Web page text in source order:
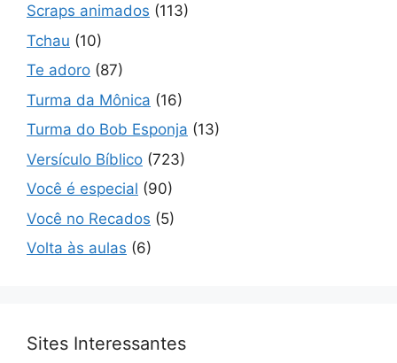
Scraps animados (113)
Tchau (10)
Te adoro (87)
Turma da Mônica (16)
Turma do Bob Esponja (13)
Versículo Bíblico (723)
Você é especial (90)
Você no Recados (5)
Volta às aulas (6)
Sites Interessantes